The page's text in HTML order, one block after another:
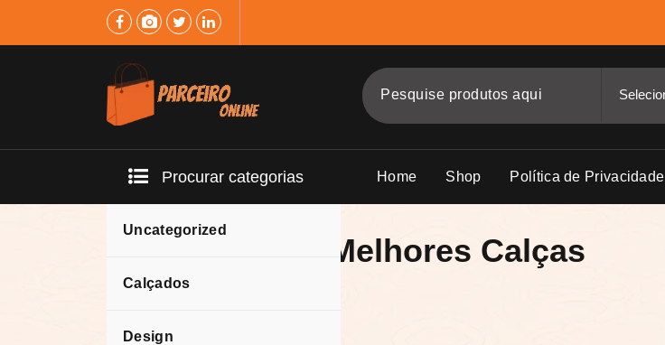
Procurar categorias
Uncategorized
Calçados
Design
Home Shop Política de Privacidade
Encontre as Melhores Calças